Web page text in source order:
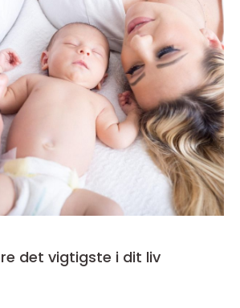
det vigtigste i dit liv